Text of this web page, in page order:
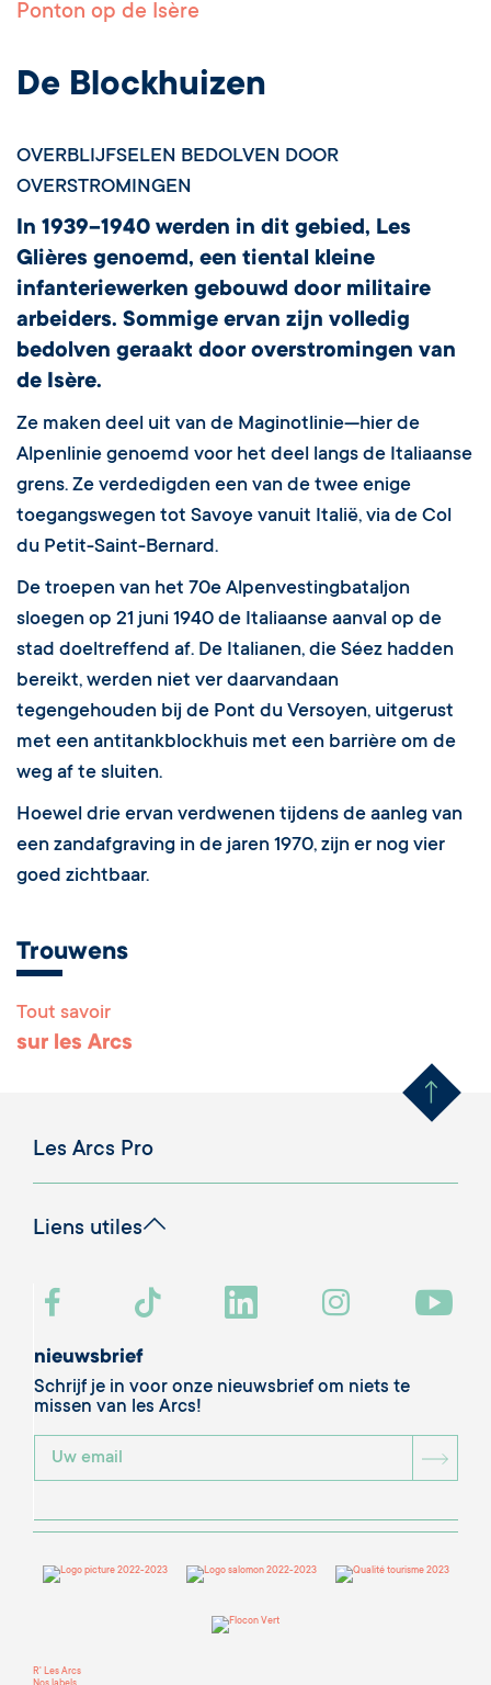
Ponton op de Isère
De Blockhuizen
OVERBLIJFSELEN BEDOLVEN DOOR
OVERSTROMINGEN
In 1939–1940 werden in dit gebied, Les
Glières genoemd, een tiental kleine
infanteriewerken gebouwd door militaire
arbeiders. Sommige ervan zijn volledig
bedolven geraakt door overstromingen van
de Isère.
Ze maken deel uit van de Maginotlinie—hier de
Alpenlinie genoemd voor het deel langs de Italiaanse
grens. Ze verdedigden een van de twee enige
toegangswegen tot Savoye vanuit Italië, via de Col
du Petit-Saint-Bernard.
De troepen van het 70e Alpenvestingbataljon
sloegen op 21 juni 1940 de Italiaanse aanval op de
stad doeltreffend af. De Italianen, die Séez hadden
bereikt, werden niet ver daarvandaan
tegengehouden bij de Pont du Versoyen, uitgerust
met een antitankblockhuis met een barrière om de
weg af te sluiten.
Hoewel drie ervan verdwenen tijdens de aanleg van
een zandafgraving in de jaren 1970, zijn er nog vier
goed zichtbaar.
Trouwens
Tout savoir
sur les Arcs Remonter
Les Arcs Pro
Liens utiles
nieuwsbrief
Schrijf je in voor onze nieuwsbrief om niets te
missen van les Arcs!
R' Les Arcs